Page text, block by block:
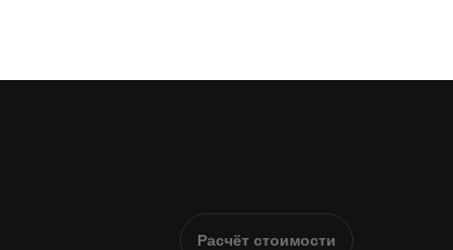
Расчёт стоимости